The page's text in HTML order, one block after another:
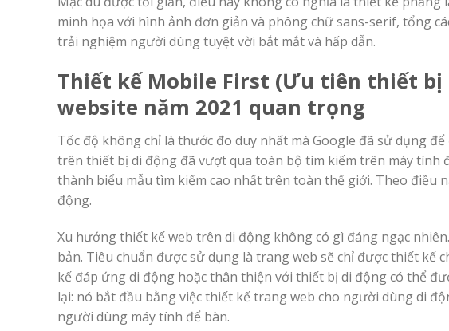
minh họa với hình ảnh đơn giản và phông chữ sans-serif, tổng
trải nghiệm người dùng tuyệt vời bắt mắt và hấp dẫn.
Thiết kế Mobile First (Ưu tiên thiết
website năm 2021 quan trọng
Tốc độ không chỉ là thước đo duy nhất mà Google đã sử dụng
trên thiết bị di động đã vượt qua toàn bộ tìm kiếm trên máy tính
thành biểu mẫu tìm kiếm cao nhất trên toàn thế giới. Theo điều
động.
Xu hướng thiết kế web trên di động không có gì đáng ngạc
bản. Tiêu chuẩn được sử dụng là trang web sẽ chỉ được thiết kế
kế đáp ứng di động hoặc thân thiện với thiết bị di động có thể
lại: nó bắt đầu bằng việc thiết kế trang web cho người dùng di
người dùng máy tính để bàn.